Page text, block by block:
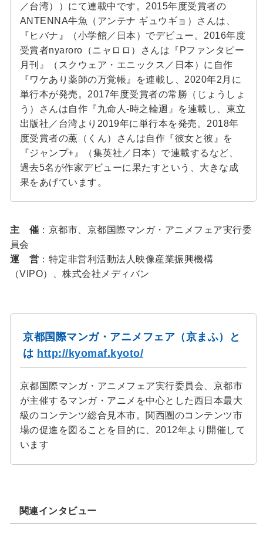
／台湾））にて連載中です。2015年度受賞者の
ANTENNA牛魚（アンテナ ギュウギョ）さんは、
『ヒバナ』（小学館／日本）でデビュー。2016年度
受賞者nyaroro（ニャロロ）さんは『Pファンタピー
月刊』（スクウェア・エニックス／日本）に自作
『ワケあり薬師の万覚帳』を連載し、2020年2月に
単行本が発売。2017年度受賞者の常勝（じょうしょ
う）さんは自作『九命人-時之輪迴』を連載し、東立
出版社／台湾より2019年に単行本を発売。2018年
度受賞者の薫（くん）さんは自作『彼女と彼』を
『ジャンプ+』（集英社／日本）で連載するなど、
過去5名が作家デビューに果たすという、大きな成
果をあげています。
主 催 ：京都市、京都国際マンガ・アニメフェア実行委
員会
運 営 ：特定非営利活動法人映像産業振興機構
（VIPO）、株式会社メディバン
京都国際マンガ・アニメフェア（京まふ）と
は http://kyomaf.kyoto/
京都国際マンガ・アニメフェア実行委員会、京都市
が主催するマンガ・アニメを中心とした西日本最大
級のコンテンツ総合見本市。関西圏のコンテンツ市
場の促進を図ることを目的に、2012年より開催して
います
関連インタビュー